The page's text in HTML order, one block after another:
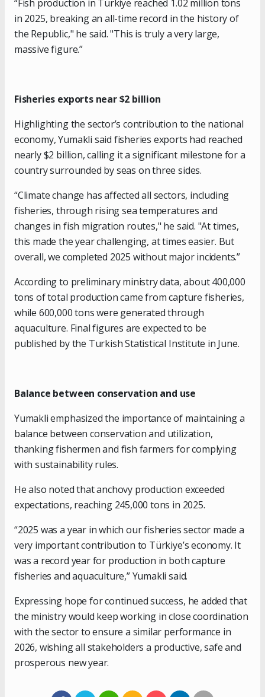
“Fish production in Türkiye reached 1.02 million tons
in 2025, breaking an all-time record in the history of
the Republic," he said. "This is truly a very large,
massive figure.”
Fisheries exports near $2 billion
Highlighting the sector’s contribution to the national
economy, Yumakli said fisheries exports had reached
nearly $2 billion, calling it a significant milestone for a
country surrounded by seas on three sides.
“Climate change has affected all sectors, including
fisheries, through rising sea temperatures and
changes in fish migration routes," he said. "At times,
this made the year challenging, at times easier. But
overall, we completed 2025 without major incidents.”
According to preliminary ministry data, about 400,000
tons of total production came from capture fisheries,
while 600,000 tons were generated through
aquaculture. Final figures are expected to be
published by the Turkish Statistical Institute in June.
Balance between conservation and use
Yumakli emphasized the importance of maintaining a
balance between conservation and utilization,
thanking fishermen and fish farmers for complying
with sustainability rules.
He also noted that anchovy production exceeded
expectations, reaching 245,000 tons in 2025.
“2025 was a year in which our fisheries sector made a
very important contribution to Türkiye’s economy. It
was a record year for production in both capture
fisheries and aquaculture,” Yumakli said.
Expressing hope for continued success, he added that
the ministry would keep working in close coordination
with the sector to ensure a similar performance in
2026, wishing all stakeholders a productive, safe and
prosperous new year.